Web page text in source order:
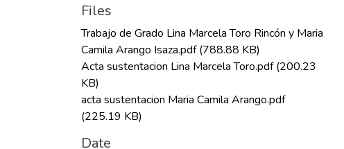
Files
Trabajo de Grado Lina Marcela Toro Rincón y Maria
Camila Arango Isaza.pdf(788.88 KB)
Acta sustentacion Lina Marcela Toro.pdf(200.23
KB)
acta sustentacion Maria Camila Arango.pdf
(225.19 KB)
Date